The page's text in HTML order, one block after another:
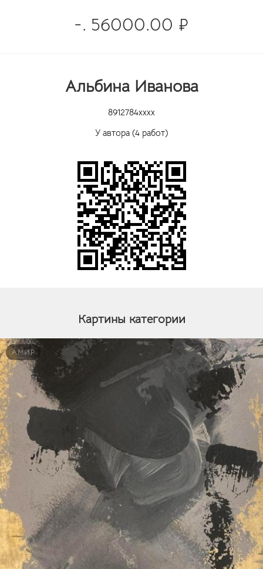
-. 56000.00 ₽
Альбина Иванова
8912784xxxx
У автора (4 работ)
Картины категории
АМИР